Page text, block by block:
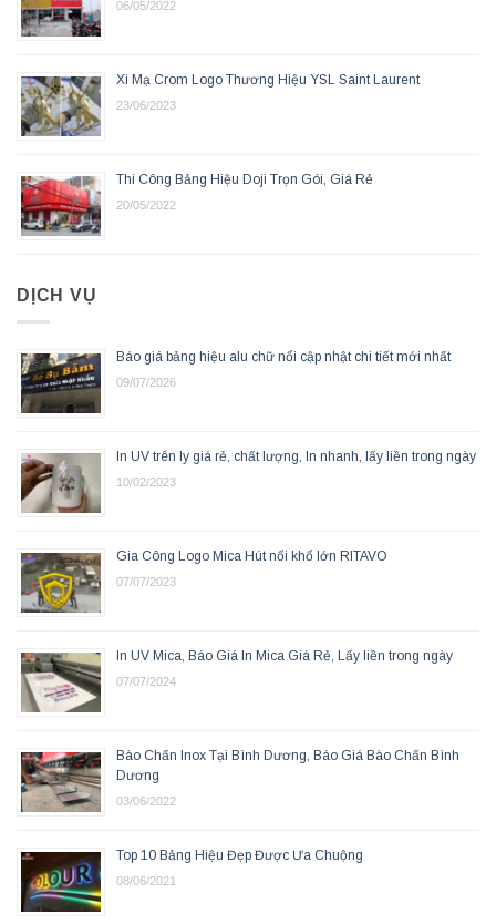
06/05/2022
Xi Mạ Crom Logo Thương Hiệu YSL Saint Laurent
23/06/2023
Thi Công Bảng Hiệu Doji Trọn Gói, Giá Rẻ
20/05/2022
DỊCH VỤ
Báo giá bảng hiệu alu chữ nổi cập nhật chi tiết mới nhất
09/07/2026
In UV trên ly giá rẻ, chất lượng, In nhanh, lấy liền trong ngày
10/02/2023
Gia Công Logo Mica Hút nổi khổ lớn RITAVO
07/07/2023
In UV Mica, Báo Giá In Mica Giá Rẻ, Lấy liền trong ngày
07/07/2024
Bào Chấn Inox Tại Bình Dương, Báo Giá Bào Chấn Bình
Dương
03/06/2022
Top 10 Bảng Hiệu Đẹp Được Ưa Chuộng
08/06/2021